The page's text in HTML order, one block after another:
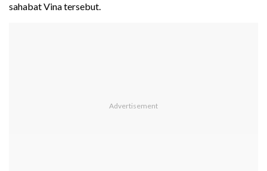
sahabat Vina tersebut.